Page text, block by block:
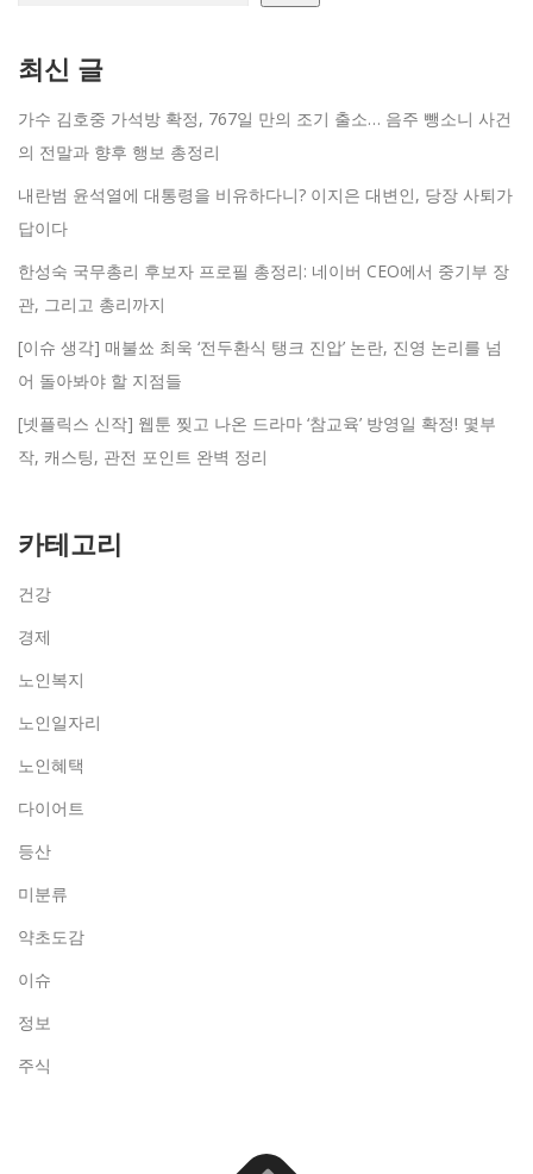
최신 글
가수 김호중 가석방 확정, 767일 만의 조기 출소… 음주 뺑소니 사건
의 전말과 향후 행보 총정리
내란범 윤석열에 대통령을 비유하다니? 이지은 대변인, 당장 사퇴가
답이다
한성숙 국무총리 후보자 프로필 총정리: 네이버 CEO에서 중기부 장
관, 그리고 총리까지
[이슈 생각] 매불쑈 최욱 ‘전두환식 탱크 진압’ 논란, 진영 논리를 넘
어 돌아봐야 할 지점들
[넷플릭스 신작] 웹툰 찢고 나온 드라마 ‘참교육’ 방영일 확정! 몇부
작, 캐스팅, 관전 포인트 완벽 정리
카테고리
건강
경제
노인복지
노인일자리
노인혜택
다이어트
등산
미분류
약초도감
이슈
정보
주식